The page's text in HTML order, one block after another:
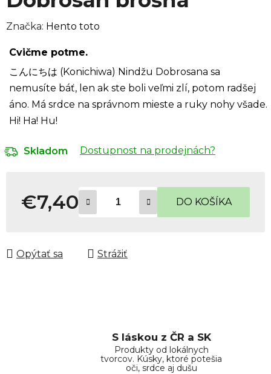
Značka: Hento toto
Cvičme potme.
こんにちは (Konichiwa) Nindžu Dobrosana sa
nemusíte báť, len ak ste boli veľmi zlí, potom radšej
áno. Má srdce na správnom mieste a ruky nohy všade.
Hi! Ha! Hu!
Skladom Dostupnost na prodejnách?
€7,40 DO KOŠÍKA
Opýtať sa Strážiť
S láskou z ČR a SK
Produkty od lokálnych
tvorcov. Kúsky, ktoré potešia
oči, srdce aj dušu